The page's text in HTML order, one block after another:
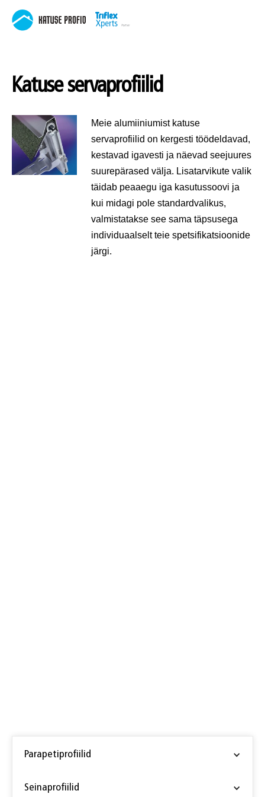
Katuse servaprofiilid
Meie alumiiniumist katuse
servaprofiilid on kergesti töödeldavad,
kestavad igavesti ja näevad seejuures
suurepärased välja. Lisatarvikute valik
täidab peaaegu iga kasutussoovi ja
kui midagi pole standardvalikus,
valmistatakse see sama täpsusega
individuaalselt teie spetsifikatsioonide
järgi.
Parapetiprofiilid
Parapetiprofiil PM, alumiiniumist
Seinaprofiilid